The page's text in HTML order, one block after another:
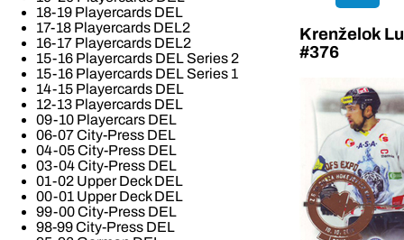
18-19 Playercards DEL
17-18 Playercards DEL2
16-17 Playercards DEL2
15-16 Playercards DEL Series 2
15-16 Playercards DEL Series 1
14-15 Playercards DEL
12-13 Playercards DEL
09-10 Playercars DEL
06-07 City-Press DEL
04-05 City-Press DEL
03-04 City-Press DEL
01-02 Upper Deck DEL
00-01 Upper Deck DEL
99-00 City-Press DEL
98-99 City-Press DEL
Krenželok
#376